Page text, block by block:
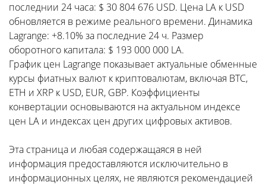
последнии 24 часа: $ 30 804 676 USD. Цена LA к USD
обновляется в режиме реального времени. Динамика
Lagrange: +8.10% за последние 24 ч. Размер
оборотного капитала: $ 193 000 000 LA.
График цен Lagrange показывает актуальные обменные
курсы фиатных валют к криптовалютам, включая BTC,
ETH и XRP к USD, EUR, GBP. Коэффициенты
конвертации основываются на актуальном индексе
цен LA и индексах цен других цифровых активов.
Эта страница и любая содержащаяся в ней
информация предоставляются исключительно в
информационных целях, не являются рекомендацией